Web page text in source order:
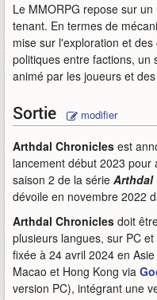
Le MMORPG repose sur
tenant. En termes de
mise sur l'exploration et
politiques entre factions, un
animé par les joueurs et
Sortie modifier
Arthdal Chronicles est
lancement début 2023
saison 2 de la série Arthdal
dévoile en novembre 2022
Arthdal Chronicles doit
plusieurs langues, sur PC
fixée à 24 avril 2024 en
Macao et Hong Kong via
version PC), intégrant une